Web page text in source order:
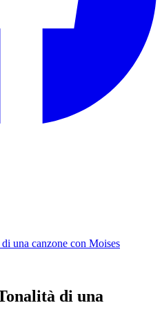
una canzone con Moises
di una